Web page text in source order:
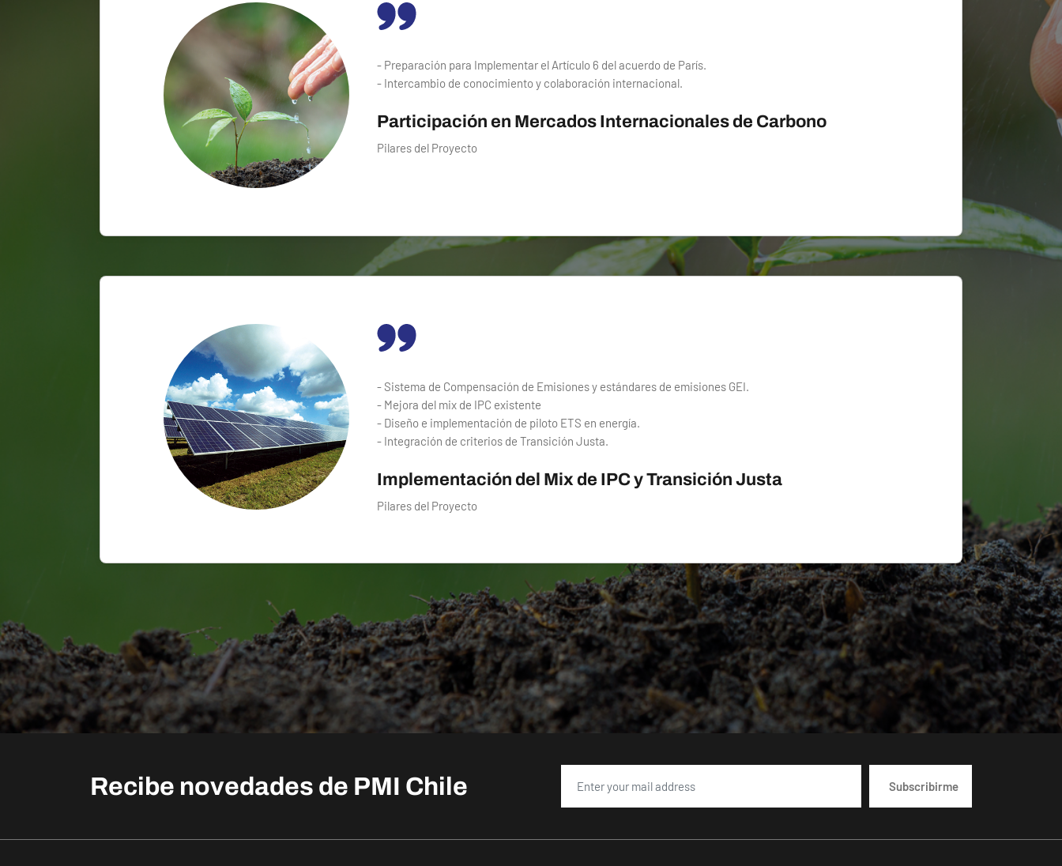
- Preparación para Implementar el Artículo 6 del acuerdo de París.
- Intercambio de conocimiento y colaboración internacional.
Participación en Mercados Internacionales de Carbono
Pilares del Proyecto
- Sistema de Compensación de Emisiones y estándares de emisiones GEI.
- Mejora del mix de IPC existente
- Diseño e implementación de piloto ETS en energía.
- Integración de criterios de Transición Justa.
Implementación del Mix de IPC y Transición Justa
Pilares del Proyecto
Recibe novedades de PMI Chile